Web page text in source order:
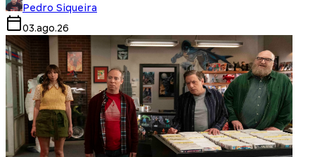
Pedro Siqueira
03.ago.26